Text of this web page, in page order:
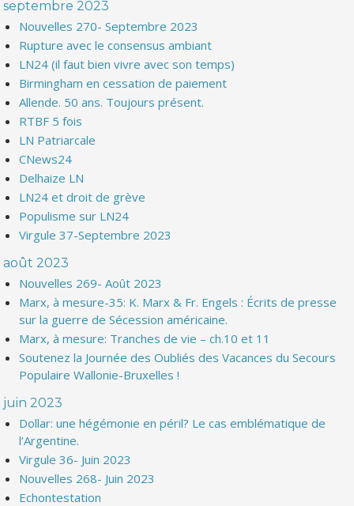
septembre 2023
Nouvelles 270- Septembre 2023
Rupture avec le consensus ambiant
LN24 (il faut bien vivre avec son temps)
Birmingham en cessation de paiement
Allende. 50 ans. Toujours présent.
RTBF 5 fois
LN Patriarcale
CNews24
Delhaize LN
LN24 et droit de grève
Populisme sur LN24
Virgule 37-Septembre 2023
août 2023
Nouvelles 269- Août 2023
Marx, à mesure-35: K. Marx & Fr. Engels : Écrits de presse
sur la guerre de Sécession américaine.
Marx, à mesure: Tranches de vie – ch.10 et 11
Soutenez la Journée des Oubliés des Vacances du Secours
Populaire Wallonie-Bruxelles !
juin 2023
Dollar: une hégémonie en péril? Le cas emblématique de
l’Argentine.
Virgule 36- Juin 2023
Nouvelles 268- Juin 2023
Echontestation